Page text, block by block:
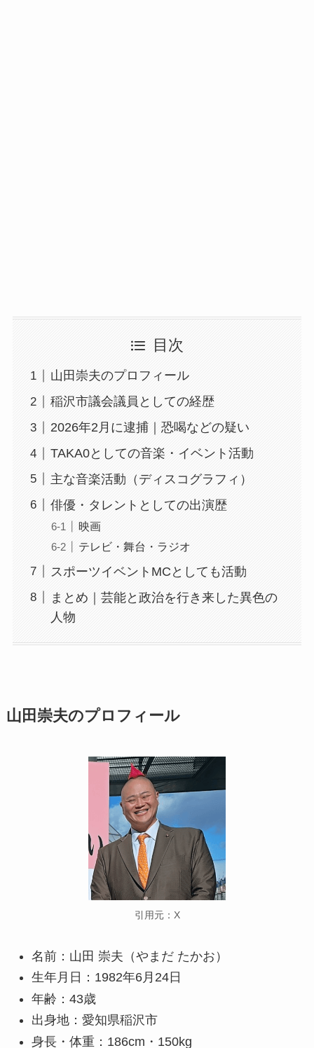
目次
山田崇夫のプロフィール
稲沢市議会議員としての経歴
2026年2月に逮捕｜恐喝などの疑い
TAKA0としての音楽・イベント活動
主な音楽活動（ディスコグラフィ）
俳優・タレントとしての出演歴
映画
テレビ・舞台・ラジオ
スポーツイベントMCとしても活動
まとめ｜芸能と政治を行き来した異色の
人物
山田崇夫のプロフィール
引用元：X
名前：山田 崇夫（やまだ たかお）
生年月日：1982年6月24日
年齢：43歳
出身地：愛知県稲沢市
身長・体重：186cm・150kg